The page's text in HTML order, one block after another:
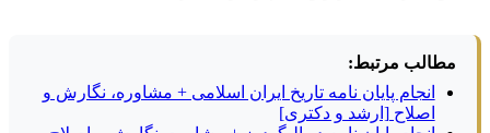
مطالب مرتبط:
انجام پایان نامه تاریخ ایران اسلامی + مشاوره، نگارش و
اصلاح [ارشد و دکتری]